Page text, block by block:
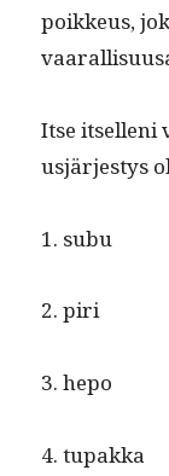
poikkeus,
Itse itsel­leni
usjärjestys
1. subu
2. piri
3. hepo
4. tupak­ka